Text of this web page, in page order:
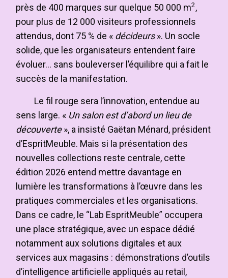
près de 400 marques sur quelque 50 000 m2,
pour plus de 12 000 visiteurs professionnels
attendus, dont 75 % de « décideurs». Un socle
solide, que les organisateurs entendent faire
évoluer… sans bouleverser l’équilibre qui a fait le
succès de la manifestation.
Le fil rouge sera l’innovation, entendue au
sens large. « Un salon est d’abord un lieu de
découverte», a insisté Gaëtan Ménard, président
d’EspritMeuble. Mais si la présentation des
nouvelles collections reste centrale, cette
édition 2026 entend mettre davantage en
lumière les transformations à l’œuvre dans les
pratiques commerciales et les organisations.
Dans ce cadre, le “Lab EspritMeuble” occupera
une place stratégique, avec un espace dédié
notamment aux solutions digitales et aux
services aux magasins : démonstrations d’outils
d’intelligence artificielle appliqués au retail,